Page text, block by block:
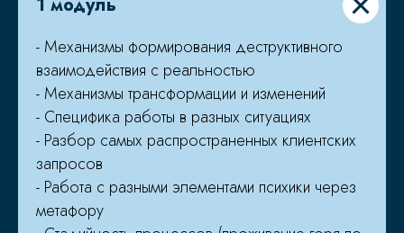
- Механизмы формирования деструктивного
взаимодействия с реальностью
- Механизмы трансформации и изменений
- Специфика работы в разных ситуациях
- Разбор самых распространенных клиентских
запросов
- Работа с разными элементами психики через
метафору